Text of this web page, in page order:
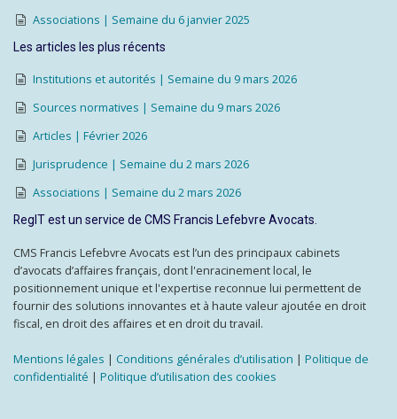
Associations | Semaine du 6 janvier 2025
Les articles les plus récents
Institutions et autorités | Semaine du 9 mars 2026
Sources normatives | Semaine du 9 mars 2026
Articles | Février 2026
Jurisprudence | Semaine du 2 mars 2026
Associations | Semaine du 2 mars 2026
RegIT est un service de CMS Francis Lefebvre Avocats.
CMS Francis Lefebvre Avocats est l’un des principaux cabinets
d’avocats d’affaires français, dont l'enracinement local, le
positionnement unique et l'expertise reconnue lui permettent de
fournir des solutions innovantes et à haute valeur ajoutée en droit
fiscal, en droit des affaires et en droit du travail.
Mentions légales | Conditions générales d’utilisation | Politique de
confidentialité | Politique d’utilisation des cookies